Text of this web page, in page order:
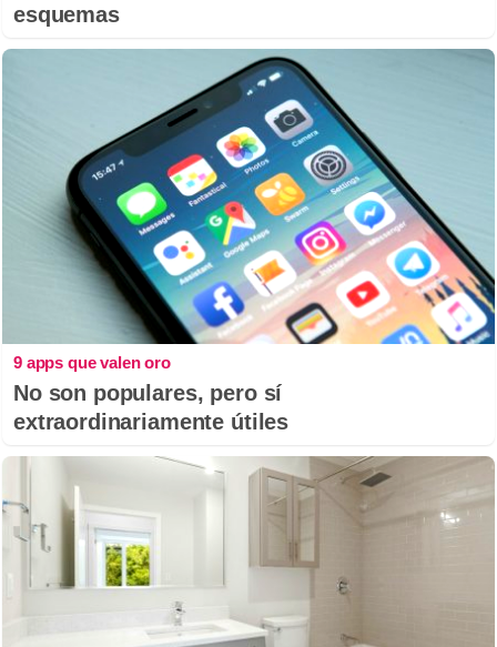
esquemas
9 apps que valen oro
No son populares, pero sí
extraordinariamente útiles